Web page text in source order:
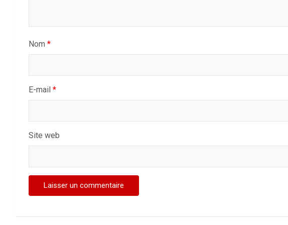
Nom *
E-mail *
Site web